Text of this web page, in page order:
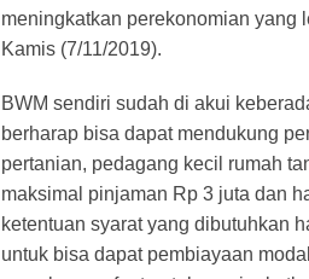
meningkatkan perekonomian yang
Kamis (7/11/2019).
BWM sendiri sudah di akui
berharap bisa dapat mendukung
pertanian, pedagang kecil rumah
maksimal pinjaman Rp 3 juta dan
ketentuan syarat yang dibutuhkan
untuk bisa dapat pembiayaan